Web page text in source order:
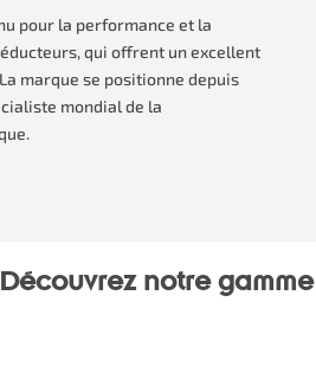
pour la performance et la
qui offrent un excellent
marque se positionne depuis
mondial de la
Découvrez notre